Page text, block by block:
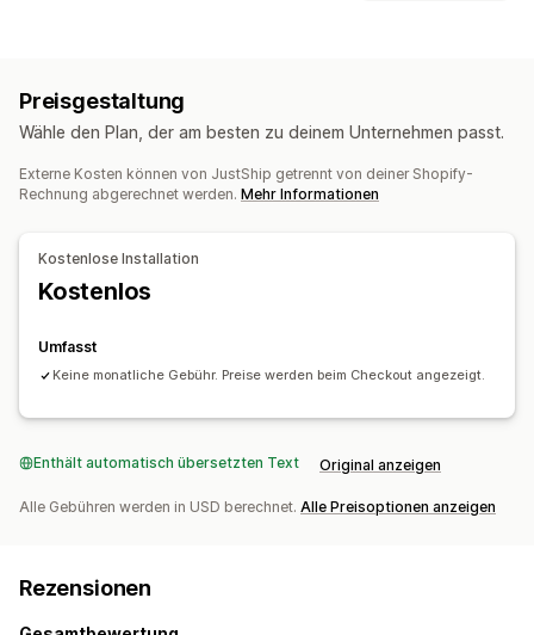
Bestellsynchronisierung
E-Mail-Benachrichtigungen
Bestellupdates
Preisgestaltung
Wähle den Plan, der am besten zu deinem Unternehmen passt.
Externe Kosten können von JustShip getrennt von deiner Shopify-
Rechnung abgerechnet werden. Mehr Informationen
Kostenlose Installation
Kostenlos
Umfasst
Keine monatliche Gebühr. Preise werden beim Checkout angezeigt.
Enthält automatisch übersetzten Text Original anzeigen
Alle Gebühren werden in USD berechnet. Alle Preisoptionen anzeigen
Rezensionen